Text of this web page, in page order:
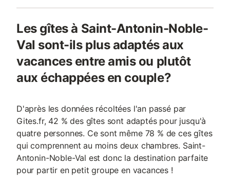
Les gîtes à Saint-Antonin-Noble-
Val sont-ils plus adaptés aux
vacances entre amis ou plutôt
aux échappées en couple?
D'après les données récoltées l'an passé par
Gites.fr, 42 % des gîtes sont adaptés pour jusqu'à
quatre personnes. Ce sont même 78 % de ces gîtes
qui comprennent au moins deux chambres. Saint-
Antonin-Noble-Val est donc la destination parfaite
pour partir en petit groupe en vacances !